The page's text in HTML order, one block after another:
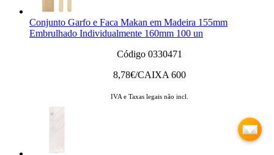
Conjunto Garfo e Faca Makan em Madeira 155mm
Embrulhado Individualmente 160mm 100 un
Código 0330471
8,78€/CAIXA 600
IVA e Taxas legais não incl.